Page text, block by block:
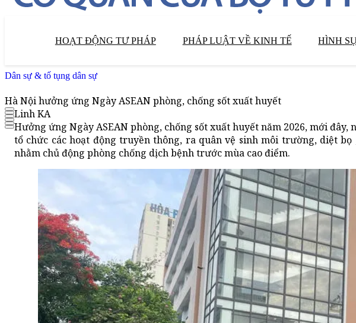
HOẠT ĐỘNG TƯ PHÁP PHÁP LUẬT VỀ KINH TẾ HÌNH
Dân sự & tố tụng dân sự
Hà Nội hưởng ứng Ngày ASEAN phòng, chống sốt xuất huyết
Linh KA
Hưởng ứng Ngày ASEAN phòng, chống sốt xuất huyết năm 2026, mới
tổ chức các hoạt động truyền thông, ra quân vệ sinh môi trường, diệt
nhằm chủ động phòng chống dịch bệnh trước mùa cao điểm.